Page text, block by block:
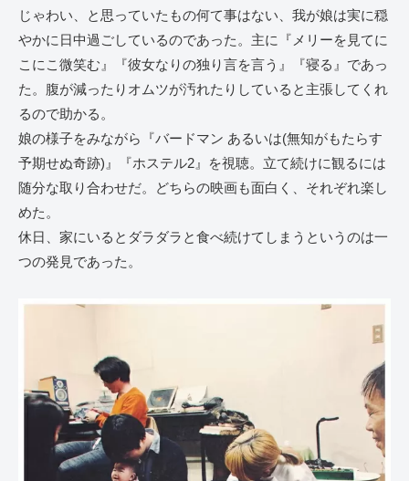
じゃわい、と思っていたもの何て事はない、我が娘は実に穏
やかに日中過ごしているのであった。主に『メリーを見てに
こにこ微笑む』『彼女なりの独り言を言う』『寝る』であっ
た。腹が減ったりオムツが汚れたりしていると主張してくれ
るので助かる。
娘の様子をみながら『バードマン あるいは(無知がもたらす
予期せぬ奇跡)』『ホステル2』を視聴。立て続けに観るには
随分な取り合わせだ。どちらの映画も面白く、それぞれ楽し
めた。
休日、家にいるとダラダラと食べ続けてしまうというのは一
つの発見であった。